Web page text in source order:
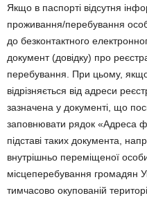
Якщо в паспорті відсутня
проживання/перебування
до безконтактного
документ (довідку) про
перебування. При цьому,
відрізняється від адреси
зазначена у документі, що
заповнювати рядок «Адреса
підставі таких документа,
внутрішньо переміщеної
місцеперебування громадян
тимчасово окупованій